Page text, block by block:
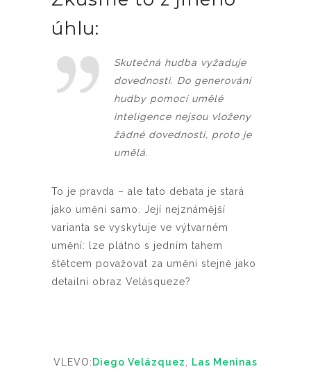
úhlu:
Skutečná hudba vyžaduje
dovednosti. Do generování
hudby pomocí umělé
inteligence nejsou vloženy
žádné dovednosti, proto je
umělá.
To je pravda – ale tato debata je stará
jako umění samo. Její nejznámější
varianta se vyskytuje ve výtvarném
umění: lze plátno s jedním tahem
štětcem považovat za umění stejně jako
detailní obraz Velásqueze?
VLEVO: Diego Velázquez
Las Meninas